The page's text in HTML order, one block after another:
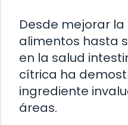
Desde mejorar
alimentos hasta
en la salud
cítrica ha
ingrediente
áreas.